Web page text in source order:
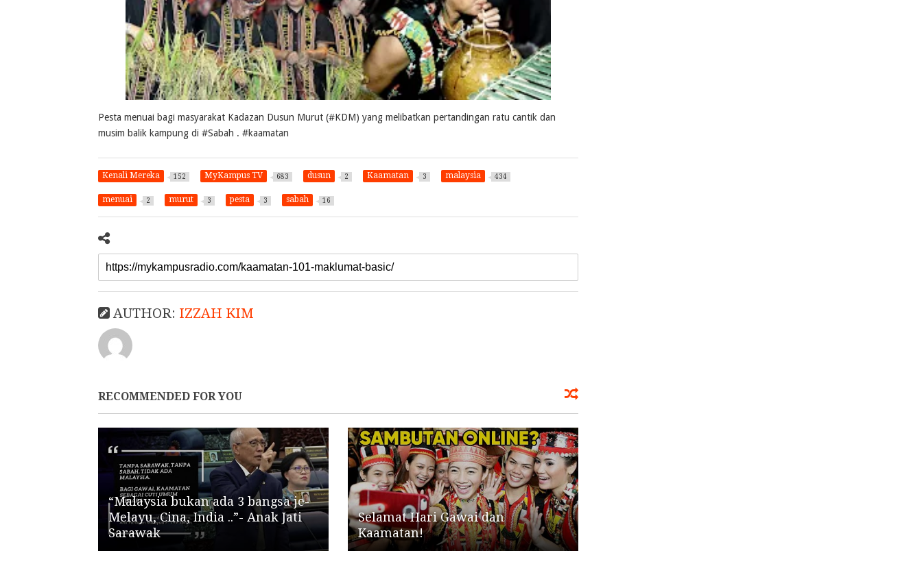
Pesta menuai bagi masyarakat Kadazan Dusun Murut (#KDM) yang melibatkan pertandingan ratu cantik dan
musim balik kampung di #Sabah . #kaamatan
Kenali Mereka 152 MyKampus TV 683 dusun 2 Kaamatan 3 malaysia 434
menuai 2 murut 3 pesta 3 sabah 16
AUTHOR: IZZAH KIM
RECOMMENDED FOR YOU
“Malaysia bukan ada 3 bangsa je-
Melayu, Cina, India ..”- Anak Jati
Sarawak
Selamat Hari Gawai dan
Kaamatan!